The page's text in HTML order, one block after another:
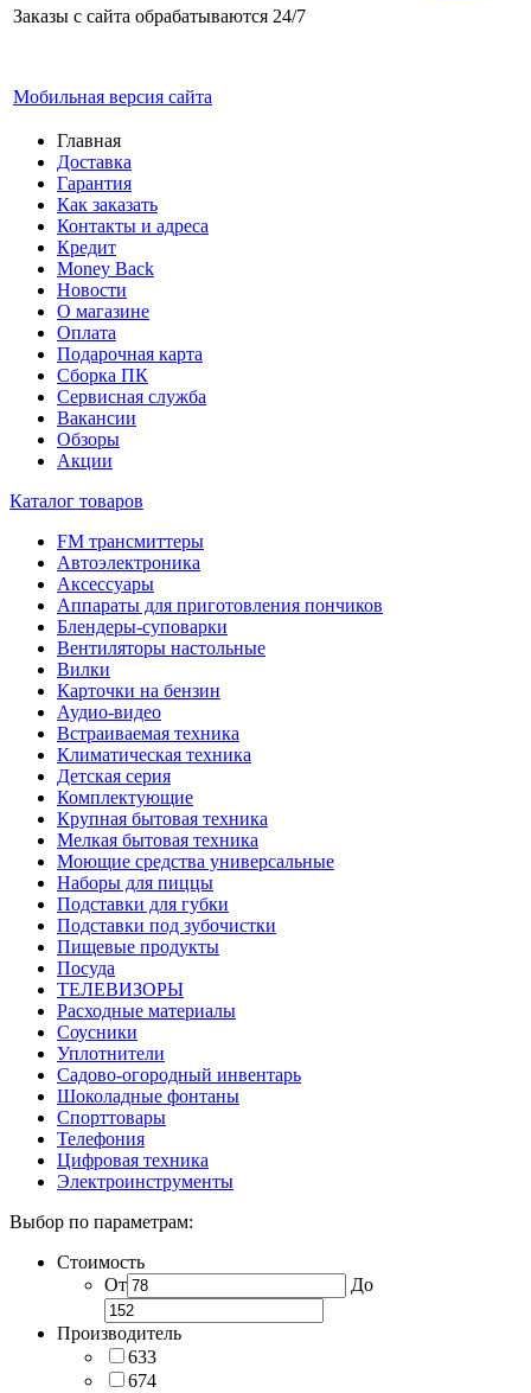
Заказы с сайта обрабатываются 24/7
Мобильная версия сайта
Главная
Доставка
Гарантия
Как заказать
Контакты и адреса
Кредит
Money Back
Новости
О магазине
Оплата
Подарочная карта
Сборка ПК
Сервисная служба
Вакансии
Обзоры
Акции
Каталог товаров
FM трансмиттеры
Автоэлектроника
Аксессуары
Аппараты для приготовления пончиков
Блендеры-суповарки
Вентиляторы настольные
Вилки
Карточки на бензин
Аудио-видео
Встраиваемая техника
Климатическая техника
Детская серия
Комплектующие
Крупная бытовая техника
Мелкая бытовая техника
Моющие средства универсальные
Наборы для пиццы
Подставки для губки
Подставки под зубочистки
Пищевые продукты
Посуда
ТЕЛЕВИЗОРЫ
Расходные материалы
Соусники
Уплотнители
Садово-огородный инвентарь
Шоколадные фонтаны
Спорттовары
Телефония
Цифровая техника
Электроинструменты
Выбор по параметрам:
Стоимость
От
До
Производитель
633
674